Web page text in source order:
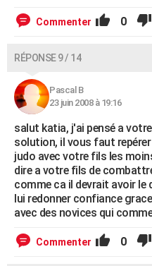
Commenter 0
RÉPONSE 9 / 14
Pascal B
23 juin 2008 à 19:16
salut katia, j'ai pensé a
solution, il vous faut
judo avec votre fils les
dire a votre fils de
comme ca il devrait avoir
lui redonner confiance
avec des novices qui
Commenter 0